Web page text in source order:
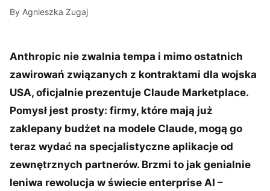
By Agnieszka Zugaj
Anthropic nie zwalnia tempa i mimo ostatnich
zawirowań związanych z kontraktami dla wojska
USA, oficjalnie prezentuje Claude Marketplace.
Pomysł jest prosty: firmy, które mają już
zaklepany budżet na modele Claude, mogą go
teraz wydać na specjalistyczne aplikacje od
zewnętrznych partnerów. Brzmi to jak genialnie
leniwa rewolucja w świecie enterprise AI –